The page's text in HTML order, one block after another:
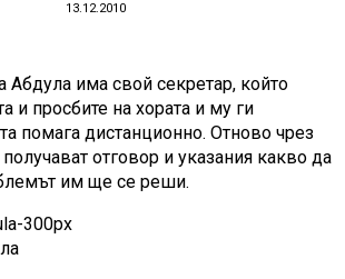
13.12.2010
Абдула има свой секретар, който
и просбите на хората и му ги
помага дистанционно. Отново чрез
отговор и указания какво да
им ще се реши.